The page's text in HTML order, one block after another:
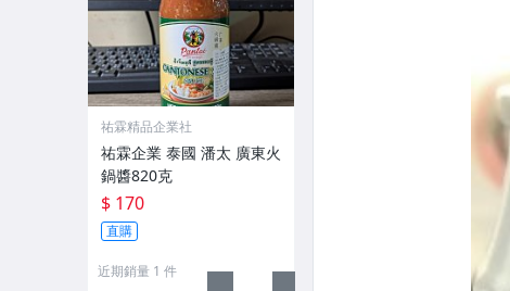
祐霖精品企業社
祐霖企業 泰國 潘太 廣東火
鍋醬820克
$ 170
直購
近期銷量 1 件